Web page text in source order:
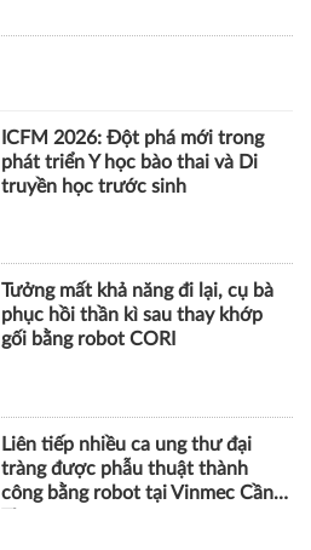
ICFM 2026: Đột phá mới trong
phát triển Y học bào thai và Di
truyền học trước sinh
Tưởng mất khả năng đi lại, cụ bà
phục hồi thần kì sau thay khớp
gối bằng robot CORI
Liên tiếp nhiều ca ung thư đại
tràng được phẫu thuật thành
công bằng robot tại Vinmec Cần